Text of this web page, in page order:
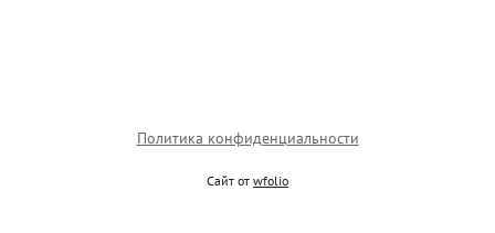
Политика конфиденциальности
Сайт от wfolio